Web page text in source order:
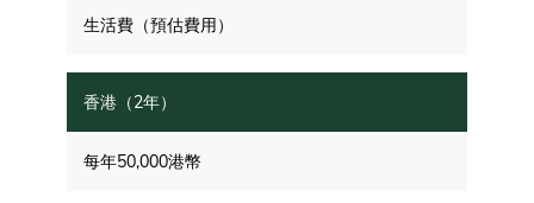
生活費（預估費用）
每年50,000港幣